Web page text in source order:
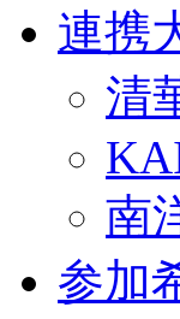
連携
清
南
参加